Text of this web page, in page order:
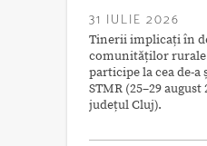
31 IULIE 2026
Tinerii implicați în
comunităților
participe la cea de-a
STMR (25–29 august
județul Cluj).